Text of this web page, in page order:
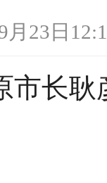
月23日
长耿